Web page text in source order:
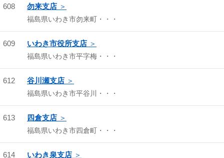
608 勿来支店
福島県いわき市勿来町・・・
609 いわき市役所支店
福島県いわき市平字梅・・・
612 谷川瀬支店
福島県いわき市平谷川・・・
613 四倉支店
福島県いわき市四倉町・・・
614 いわき泉支店